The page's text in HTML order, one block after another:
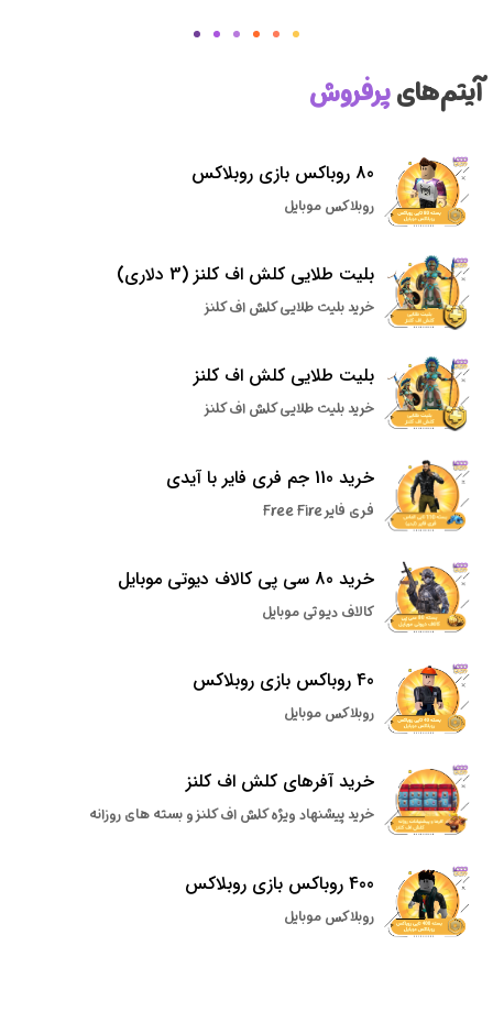
آیتم‌هایپرفروش
80 روباکس بازی روبلاکس
روبلاکس موبایل
بلیت طلایی کلش اف کلنز (3 دلاری)
خرید بلیت طلایی کلش اف کلنز
بلیت طلایی کلش اف کلنز
خرید بلیت طلایی کلش اف کلنز
خرید 110 جم فری فایر با آیدی
فری فایر Free Fire
خرید 80 سی پی کالاف دیوتی موبایل
کالاف دیوتی موبایل
40 روباکس بازی روبلاکس
روبلاکس موبایل
خرید آفرهای کلش اف کلنز
خرید پیشنهاد ویژه کلش اف کلنز و بسته های روزانه
400 روباکس بازی روبلاکس
روبلاکس موبایل